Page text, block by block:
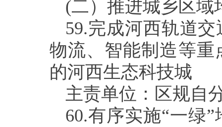
(二）推进城乡区域
59.完成河西轨道
物流、智能制造等
的河西生态科技城
主责单位：区规自
60.有序实施“一绿